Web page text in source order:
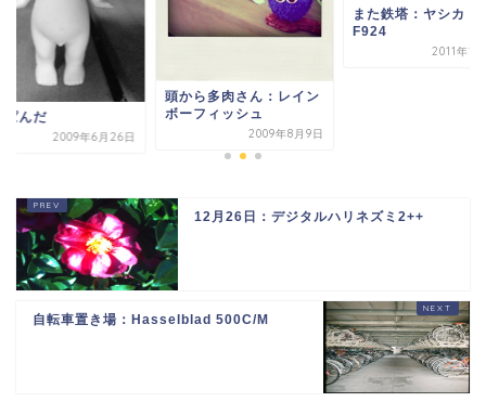
ぱんだ
2009年6月26日
頭から多肉さん：レイン
ボーフィッシュ
2009年8月9日
また鉄塔：ヤシカ
F924
2011年1
12月26日：デジタルハリネズミ2++
自転車置き場：Hasselblad 500C/M